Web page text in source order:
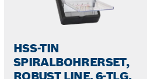
HSS-TIN
SPIRALBOHRERSET,